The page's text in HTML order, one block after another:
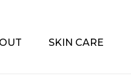
SKIN CARE